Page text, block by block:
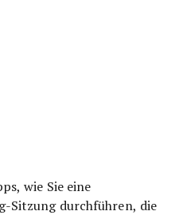
wie Sie eine
Sitzung durchführen, die